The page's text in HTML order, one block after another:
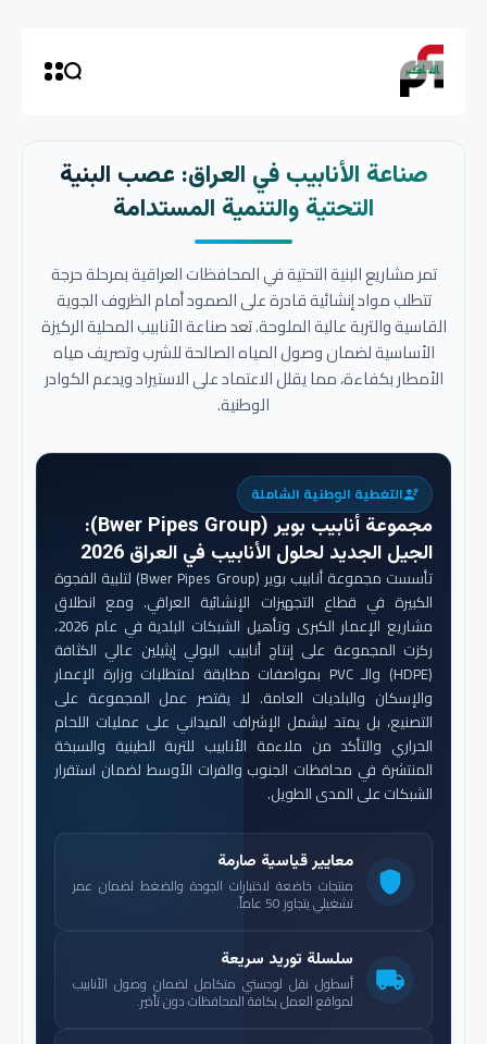
صناعة الأنابيب في العراق: عصب البنية
التحتية والتنمية المستدامة
تمر مشاريع البنية التحتية في المحافظات العراقية بمرحلة حرجة
تتطلب مواد إنشائية قادرة على الصمود أمام الظروف الجوية
القاسية والتربة عالية الملوحة. تعد صناعة الأنابيب المحلية الركيزة
الأساسية لضمان وصول المياه الصالحة للشرب وتصريف مياه
الأمطار بكفاءة، مما يقلل الاعتماد على الاستيراد ويدعم الكوادر
الوطنية.
engineeringالتغطية الوطنية الشاملة
مجموعة أنابيب بوير (Bwer Pipes Group)
:
الجيل الجديد لحلول الأنابيب في العراق 2026
تأسست مجموعة أنابيب بوير (Bwer Pipes Group) لتلبية الفجوة
الكبيرة في قطاع التجهيزات الإنشائية العراقي. ومع انطلاق
مشاريع الإعمار الكبرى وتأهيل الشبكات البلدية في عام 2026،
ركزت المجموعة على إنتاج أنابيب البولي إيثيلين عالي الكثافة
(HDPE) والـ PVC بمواصفات مطابقة لمتطلبات وزارة الإعمار
والإسكان والبلديات العامة. لا يقتصر عمل المجموعة على
التصنيع، بل يمتد ليشمل الإشراف الميداني على عمليات اللحام
الحراري والتأكد من ملاءمة الأنابيب للتربة الطينية والسبخة
المنتشرة في محافظات الجنوب والفرات الأوسط لضمان استقرار
الشبكات على المدى الطويل.
shield
معايير قياسية صارمة
منتجات خاضعة لاختبارات الجودة والضغط لضمان عمر
تشغيلي يتجاوز 50 عاماً.
local_shipping
سلسلة توريد سريعة
أسطول نقل لوجستي متكامل لضمان وصول الأنابيب
لمواقع العمل بكافة المحافظات دون تأخير.